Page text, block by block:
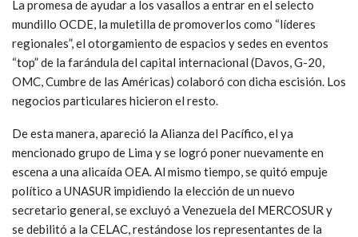
La promesa de ayudar a los vasallos a entrar en el selecto
mundillo OCDE, la muletilla de promoverlos como “líderes
regionales”, el otorgamiento de espacios y sedes en eventos
“top” de la farándula del capital internacional (Davos, G-20,
OMC, Cumbre de las Américas) colaboró con dicha escisión. Los
negocios particulares hicieron el resto.
De esta manera, apareció la Alianza del Pacífico, el ya
mencionado grupo de Lima y se logró poner nuevamente en
escena a una alicaída OEA. Al mismo tiempo, se quitó empuje
político a UNASUR impidiendo la elección de un nuevo
secretario general, se excluyó a Venezuela del MERCOSUR y
se debilitó a la CELAC, restándose los representantes de la